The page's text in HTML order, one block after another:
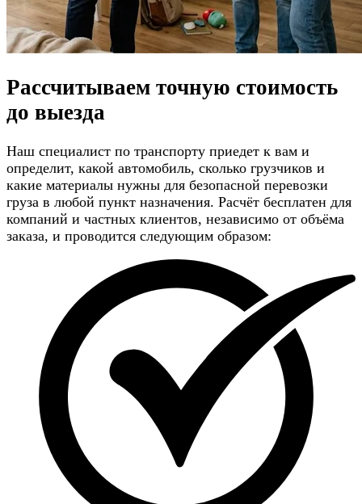
Рассчитываем точную стоимость
до выезда
Наш специалист по транспорту приедет к вам и
определит, какой автомобиль, сколько грузчиков и
какие материалы нужны для безопасной перевозки
груза в любой пункт назначения. Расчёт бесплатен для
компаний и частных клиентов, независимо от объёма
заказа, и проводится следующим образом: